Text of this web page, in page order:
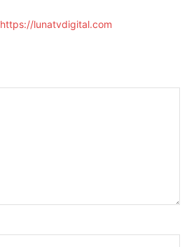
https://lunatvdigital.com